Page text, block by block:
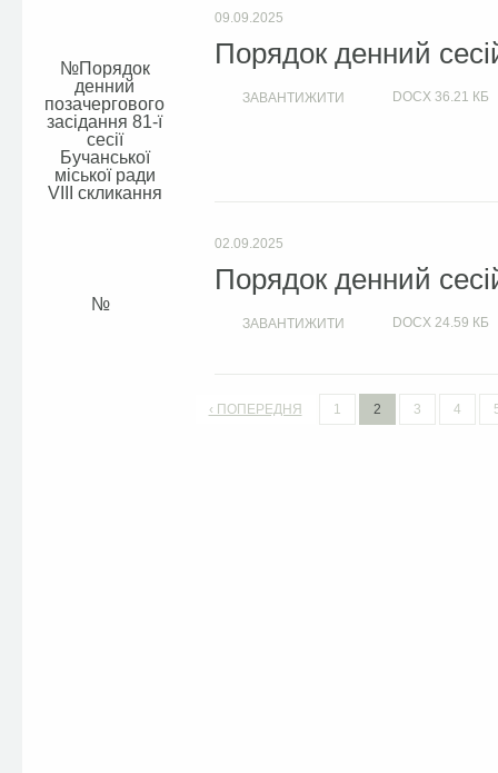
Порядок
денний
позачергового
засідання 81-ї
сесії
Бучанської
міської ради
VIIІ скликання
09.09.2025
Порядок денний
ЗАВАНТИЖИТИ DOCX 36.21 КБ
02.09.2025
Порядок денний
ЗАВАНТИЖИТИ DOCX 24.59 КБ
‹ ПОПЕРЕДНЯ 1 2 3 4